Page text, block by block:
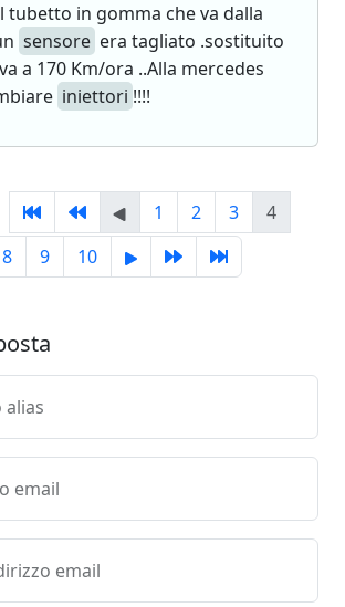
tubetto in gomma che va dalla
sensore era tagliato .sostituito
a 170 Km/ora ..Alla mercedes
iniettori !!!!
1 2 3
4
8 9 10
email
email